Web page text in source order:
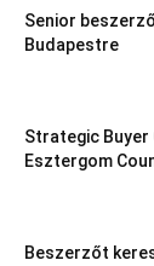
Senior
Budapestre
Strategic
Esztergom
Beszerzőt